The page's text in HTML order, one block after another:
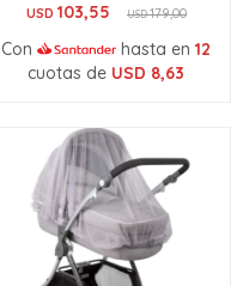
USD 103,55 USD179,00
Con hasta en 12
cuotas de USD 8,63